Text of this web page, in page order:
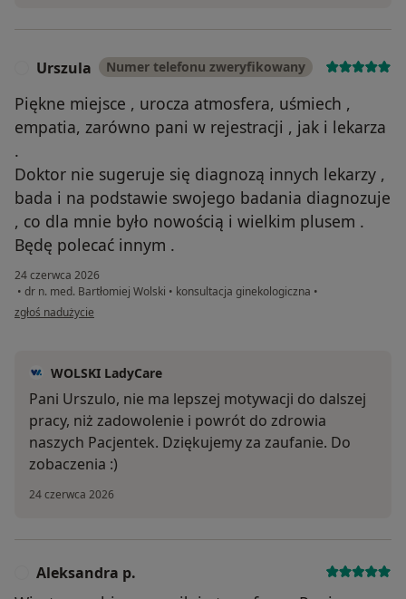
Urszula Numer telefonu zweryfikowany
Piękne miejsce , urocza atmosfera, uśmiech ,
empatia, zarówno pani w rejestracji , jak i lekarza
.
Doktor nie sugeruje się diagnozą innych lekarzy ,
bada i na podstawie swojego badania diagnozuje
, co dla mnie było nowością i wielkim plusem .
Będę polecać innym .
24 czerwca 2026
• dr n. med. Bartłomiej Wolski • konsultacja ginekologiczna •
w opinii użytkownika Urszula
zgłoś nadużycie
WOLSKI LadyCare
Pani Urszulo, nie ma lepszej motywacji do dalszej
pracy, niż zadowolenie i powrót do zdrowia
naszych Pacjentek. Dziękujemy za zaufanie. Do
zobaczenia :)
24 czerwca 2026
Aleksandra p.